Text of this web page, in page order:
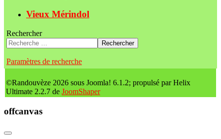
Vieux Mérindol
Rechercher
Rechercher
Paramètres de recherche
©Randouvèze 2026 sous Joomla! 6.1.2; propulsé par Helix
Ultimate 2.2.7 de JoomShaper
offcanvas